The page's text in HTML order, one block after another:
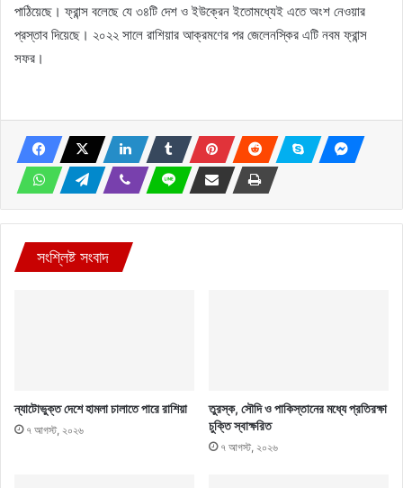
পাঠিয়েছে। ফ্রান্স বলেছে যে ৩৪টি দেশ ও ইউক্রেন ইতোমধ্যেই এতে অংশ নেওয়ার
প্রস্তাব দিয়েছে। ২০২২ সালে রাশিয়ার আক্রমণের পর জেলেনস্কির এটি নবম ফ্রান্স
সফর।
সংশ্লিষ্ট সংবাদ
ন্যাটোভুক্ত দেশে হামলা চালাতে পারে রাশিয়া
৭ আগস্ট, ২০২৬
তুরস্ক, সৌদি ও পাকিস্তানের মধ্যে প্রতিরক্ষা
চুক্তি স্বাক্ষরিত
৭ আগস্ট, ২০২৬